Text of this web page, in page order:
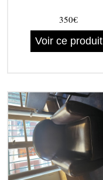
350€
Voir ce produit